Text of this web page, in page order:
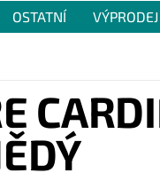
OSTATNÍ VÝPRODEJ